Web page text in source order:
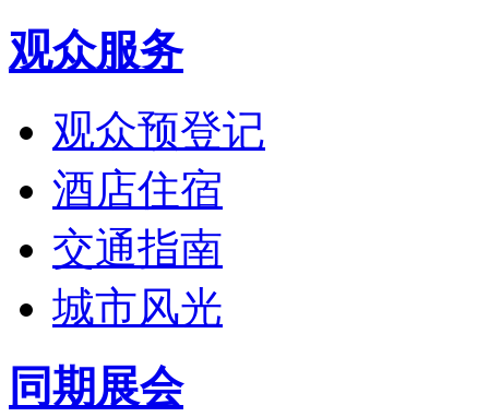
观众服务
观众预登记
酒店住宿
交通指南
城市风光
同期展会